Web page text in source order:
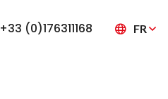
+33 (0)176311168 FR